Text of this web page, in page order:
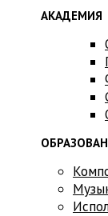
АКАДЕМИЯ